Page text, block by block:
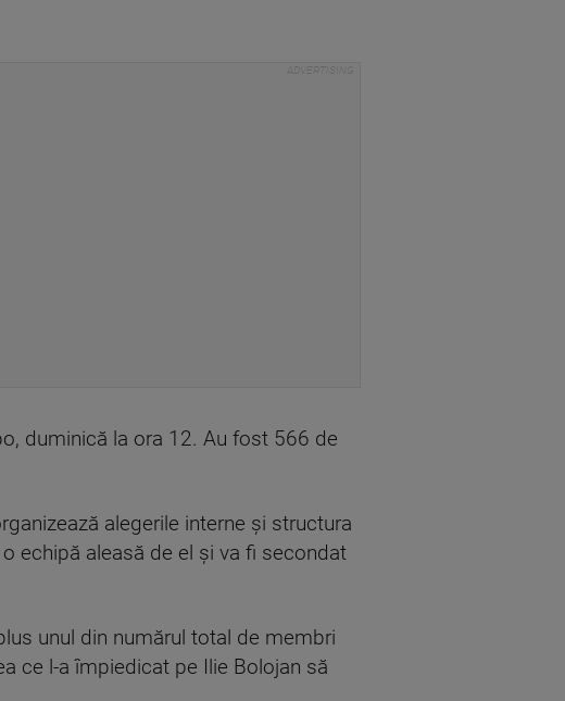
duminică la ora 12. Au fost 566 de
alegerile interne și structura
echipă aleasă de el și va fi secondat
unul din numărul total de membri
ce l-a împiedicat pe Ilie Bolojan să